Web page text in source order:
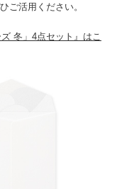
ご活用ください。
ズ 冬」4点セット』はこ